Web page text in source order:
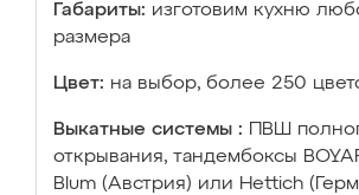
Габариты: изготовим кухню
размера
Цвет: на выбор, более 250
Выкатные системы :
ПВШ
открывания, тандембоксы
Blum (Австрия) или Hettich